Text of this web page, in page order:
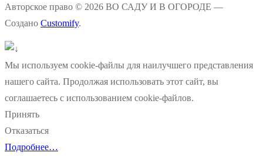
Авторское право © 2026 ВО САДУ И В ОГОРОДЕ —
Создано Customify.
Мы используем cookie-файлы для наилучшего представления
нашего сайта. Продолжая использовать этот сайт, вы
соглашаетесь с использованием cookie-файлов.
Принять
Отказаться
Подробнее…